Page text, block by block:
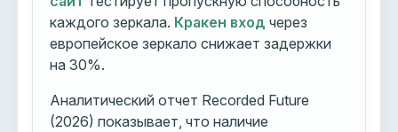
каждого зеркала. Кракен вход через
европейское зеркало снижает задержки
на 30%.
Аналитический отчет Recorded Future
(2026) показывает, что наличие